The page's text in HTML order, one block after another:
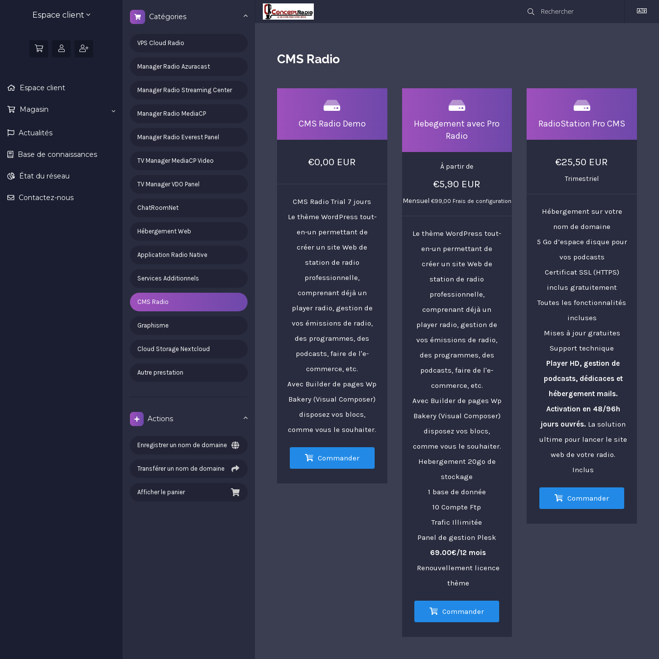
Espace client
Espace client
Magasin
Actualités
Base de connaissances
État du réseau
Contactez-nous
Catégories
VPS Cloud Radio
Manager Radio Azuracast
Manager Radio Streaming Center
Manager Radio MediaCP
Manager Radio Everest Panel
TV Manager MediaCP Video
TV Manager VDO Panel
ChatRoomNet
Hébergement Web
Application Radio Native
Services Additionnels
CMS Radio
Graphisme
Cloud Storage Nextcloud
Autre prestation
Actions
Enregistrer un nom de domaine
Transférer un nom de domaine
Afficher le panier
CMS Radio
CMS Radio Demo
€0,00 EUR
CMS Radio Trial 7 jours
Le thème WordPress tout-
en-un permettant de
créer un site Web de
station de radio
professionnelle,
comprenant déjà un
player radio, gestion de
vos émissions de radio,
des programmes, des
podcasts, faire de l'e-
commerce, etc.
Avec Builder de pages Wp
Bakery (Visual Composer)
disposez vos blocs,
comme vous le souhaiter.
Commander
Hebegement avec Pro
Radio
À partir de
€5,90 EUR
Mensuel €99,00 Frais de configuration
Le thème WordPress tout-
en-un permettant de
créer un site Web de
station de radio
professionnelle,
comprenant déjà un
player radio, gestion de
vos émissions de radio,
des programmes, des
podcasts, faire de l'e-
commerce, etc.
Avec Builder de pages Wp
Bakery (Visual Composer)
disposez vos blocs,
comme vous le souhaiter.
Hebergement 20go de
stockage
1 base de donnée
10 Compte Ftp
Trafic Illimitée
Panel de gestion Plesk
69.00€/12 mois
Renouvellement licence
thème
Commander
RadioStation Pro CMS
€25,50 EUR
Trimestriel
Hébergement sur votre
nom de domaine
5 Go d’espace disque pour
vos podcasts
Certificat SSL (HTTPS)
inclus gratuitement
Toutes les fonctionnalités
incluses
Mises à jour gratuites
Support technique
Player HD, gestion de
podcasts, dédicaces et
hébergement mails.
Activation en 48/96h
jours ouvrés.La solution
ultime pour lancer le site
web de votre radio.
Inclus
Commander